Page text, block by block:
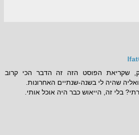
Ifat
שקריאת הפוסט הזה זה הדבר הכי קרוב
שהיה לי בשנה-שנתיים האחרונות.
בלי זה, הייאוש כבר היה אוכל אותי.